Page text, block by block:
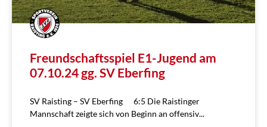
Freundschaftsspiel E1-Jugend am
07.10.24 gg. SV Eberfing
SV Raisting – SV Eberfing 6:5 Die Raistinger
Mannschaft zeigte sich von Beginn an offensiv